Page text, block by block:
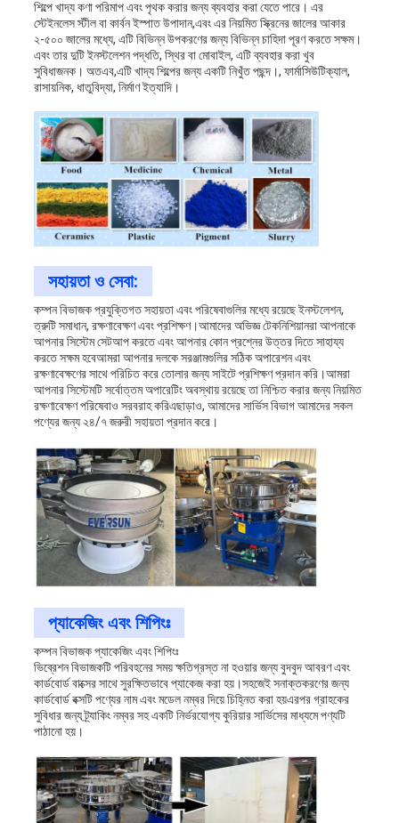
শিল্পে খাদ্য কণা পরিমাপ এবং পৃথক করার জন্য ব্যবহার করা যেতে পারে। এর
স্টেইনলেস স্টীল বা কার্বন ইস্পাত উপাদান,এবং এর নিয়মিত স্ক্রিনের জালের আকার
২-৫০০ জালের মধ্যে, এটি বিভিন্ন উপকরণের জন্য বিভিন্ন চাহিদা পূরণ করতে সক্ষম।
এবং তার দুটি ইনস্টলেশন পদ্ধতি, স্থির বা মোবাইল, এটি ব্যবহার করা খুব
সুবিধাজনক। অতএব,এটি খাদ্য শিল্পের জন্য একটি নিখুঁত পছন্দ।, ফার্মাসিউটিক্যাল,
রাসায়নিক, ধাতুবিদ্যা, নির্মাণ ইত্যাদি।
সহায়তা ও সেবা:
কম্পন বিভাজক প্রযুক্তিগত সহায়তা এবং পরিষেবাগুলির মধ্যে রয়েছে ইনস্টলেশন,
ত্রুটি সমাধান, রক্ষণাবেক্ষণ এবং প্রশিক্ষণ।আমাদের অভিজ্ঞ টেকনিশিয়ানরা আপনাকে
আপনার সিস্টেম সেটআপ করতে এবং আপনার কোন প্রশ্নের উত্তর দিতে সাহায্য
করতে সক্ষম হবেআমরা আপনার দলকে সরঞ্জামগুলির সঠিক অপারেশন এবং
রক্ষণাবেক্ষণের সাথে পরিচিত করে তোলার জন্য সাইটে প্রশিক্ষণ প্রদান করি।আমরা
আপনার সিস্টেমটি সর্বোত্তম অপারেটিং অবস্থায় রয়েছে তা নিশ্চিত করার জন্য নিয়মিত
রক্ষণাবেক্ষণ পরিষেবাও সরবরাহ করিএছাড়াও, আমাদের সার্ভিস বিভাগ আমাদের সকল
পণ্যের জন্য ২৪/৭ জরুরী সহায়তা প্রদান করে।
প্যাকেজিং এবং শিপিংঃ
কম্পন বিভাজক প্যাকেজিং এবং শিপিংঃ
ভিব্রেশন বিভাজকটি পরিবহনের সময় ক্ষতিগ্রস্ত না হওয়ার জন্য বুদবুদ আবরণ এবং
কার্ডবোর্ড বাক্সের সাথে সুরক্ষিতভাবে প্যাকেজ করা হয়।সহজেই সনাক্তকরণের জন্য
কার্ডবোর্ড বক্সটি পণ্যের নাম এবং মডেল নম্বর দিয়ে চিহ্নিত করা হয়এরপর গ্রাহকের
সুবিধার জন্য ট্র্যাকিং নম্বর সহ একটি নির্ভরযোগ্য কুরিয়ার সার্ভিসের মাধ্যমে পণ্যটি
পাঠানো হয়।